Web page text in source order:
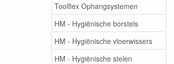
Toolflex Ophangsystemen
HM - Hygiënische borstels
HM - Hygiënische vloerwissers
HM - Hygiënische stelen